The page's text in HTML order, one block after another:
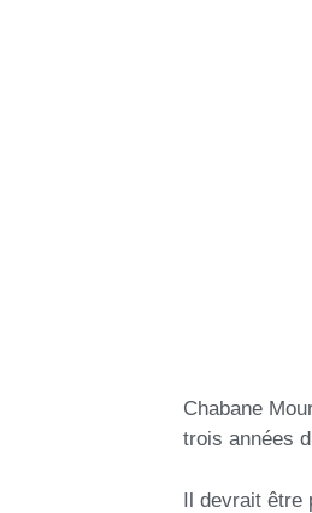
Chabane
trois années
Il devrait être